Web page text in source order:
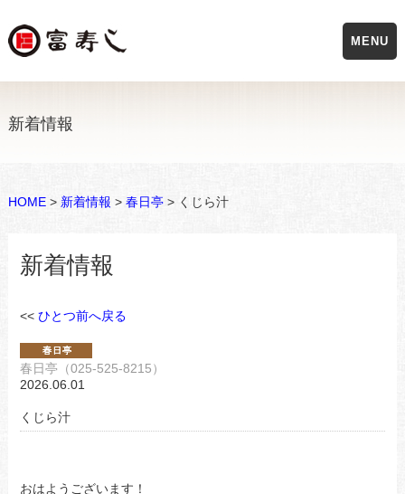
新着情報
HOME> 新着情報 > 春日亭> くじら汁
新着情報
<< ひとつ前へ戻る
春日亭（025-525-8215）
2026.06.01
くじら汁
おはようございます！
MENU